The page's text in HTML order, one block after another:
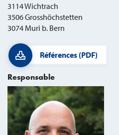
3114 Wichtrach
3506 Grosshöchstetten
3074 Muri b. Bern
Références (PDF)
Responsable